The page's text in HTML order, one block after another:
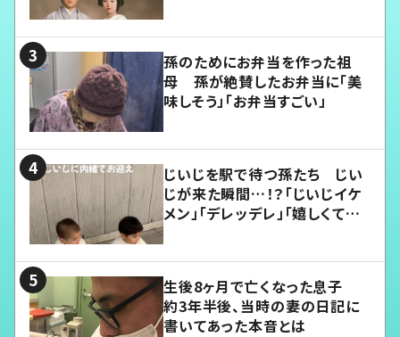
孫のためにお弁当を作った祖
母 孫が絶賛したお弁当に「美
味しそう」「お弁当すごい」
じいじを駅で待つ孫たち じい
じが来た瞬間…！？「じいじイケ
メン」「デレッデレ」「嬉しくて可
生後8ヶ月で亡くなった息子
約3年半後、当時の妻の日記に
書いてあった本音とは